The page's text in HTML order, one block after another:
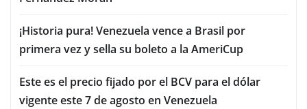
¡Historia pura! Venezuela vence a Brasil por
primera vez y sella su boleto a la AmeriCup
Este es el precio fijado por el BCV para el dólar
vigente este 7 de agosto en Venezuela